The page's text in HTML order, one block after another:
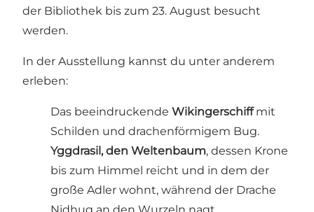
der Bibliothek bis zum 23. August besucht
werden.
In der Ausstellung kannst du unter anderem
erleben:
Das beeindruckende Wikingerschiffmit
Schilden und drachenförmigem Bug.
Yggdrasil, den Weltenbaum, dessen Krone
bis zum Himmel reicht und in dem der
große Adler wohnt, während der Drache